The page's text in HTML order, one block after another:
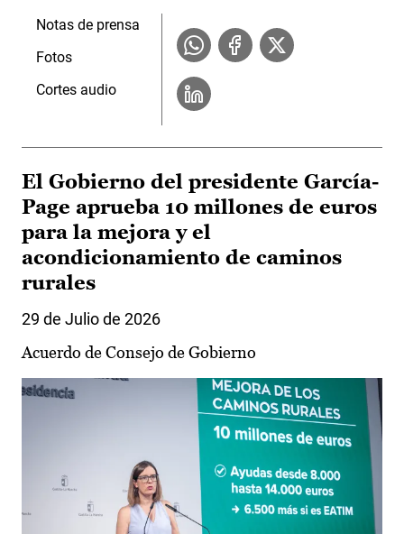
Notas de prensa
Fotos
Cortes audio
El Gobierno del presidente García-
Page aprueba 10 millones de euros
para la mejora y el
acondicionamiento de caminos
rurales
29 de Julio de 2026
Acuerdo de Consejo de Gobierno